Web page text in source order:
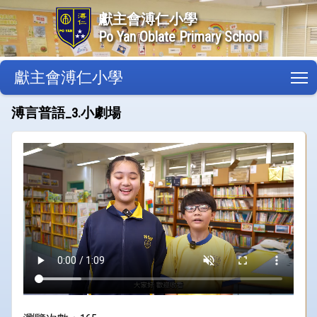
獻主會溥仁小學
Po Yan Oblate Primary School
獻主會溥仁小學
溥言普語_3.小劇場